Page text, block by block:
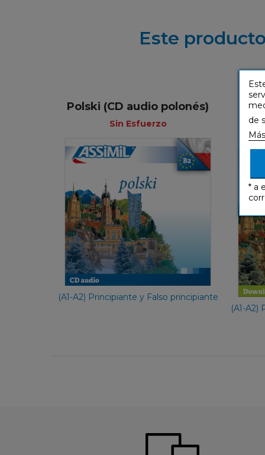
Este
Polski (CD audio polonés)
Sin Esfuerzo
(A1-A2) Principiante y Falso principiante
Sin Esfuerzo
54,90 €
(A1-A2)
de
* a